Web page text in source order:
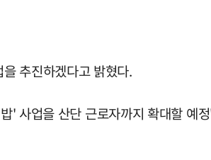
추진하겠다고 밝혔다.
' 사업을 산단 근로자까지 확대할 예